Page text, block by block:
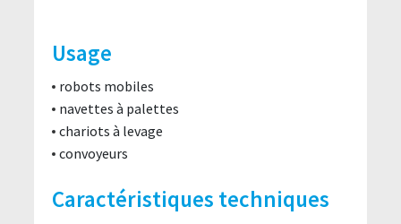
Usage
robots mobiles
navettes à palettes
chariots à levage
convoyeurs
Caractéristiques techniques